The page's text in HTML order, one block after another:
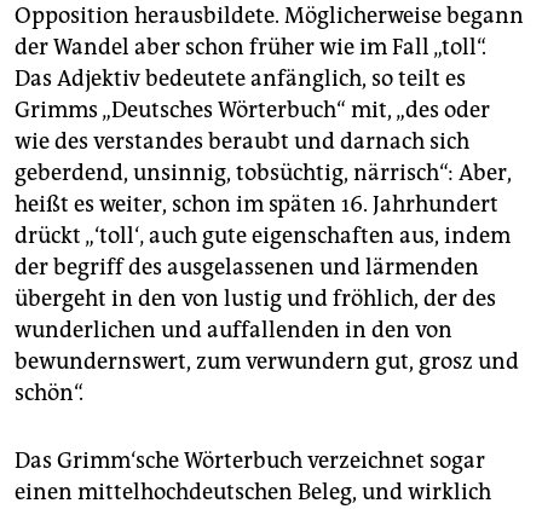
Opposition herausbildete. Möglicherweise begann
der Wandel aber schon früher wie im Fall „toll“.
Das Adjektiv bedeutete anfänglich, so teilt es
Grimms „Deutsches Wörterbuch“ mit, „des oder
wie des verstandes beraubt und darnach sich
geberdend, unsinnig, tobsüchtig, närrisch“: Aber,
heißt es weiter, schon im späten 16. Jahrhundert
drückt „‘toll‘‚ auch gute eigenschaften aus, indem
der begriff des ausgelassenen und lärmenden
übergeht in den von lustig und fröhlich, der des
wunderlichen und auffallenden in den von
bewundernswert, zum verwundern gut, grosz und
schön“.
Das Grimm‘sche Wörterbuch verzeichnet sogar
einen mittelhochdeutschen Beleg, und wirklich